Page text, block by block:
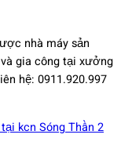
nhà máy sản
gia công tại xưởng
hệ: 0911.920.997